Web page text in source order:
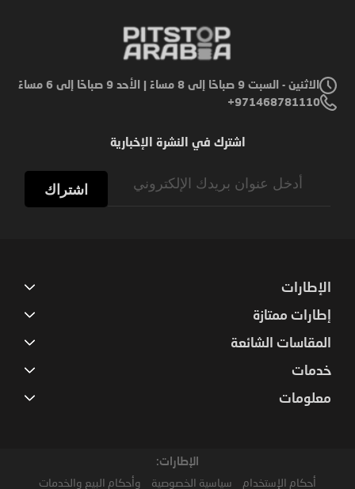
الاثنين - السبت 9 صباحًا إلى 8 مساءً | الأحد 9 صباحًا إلى 6 مساءً
971468781110+
اشترك في النشرة الإخبارية
اشتراك
الإطارات
إطارات ممتازة
المقاسات الشائعة
خدمات
معلومات
الإطارات:
أحكام الإستخدام سياسية الخصوصية وأحكام البيع والخدمات